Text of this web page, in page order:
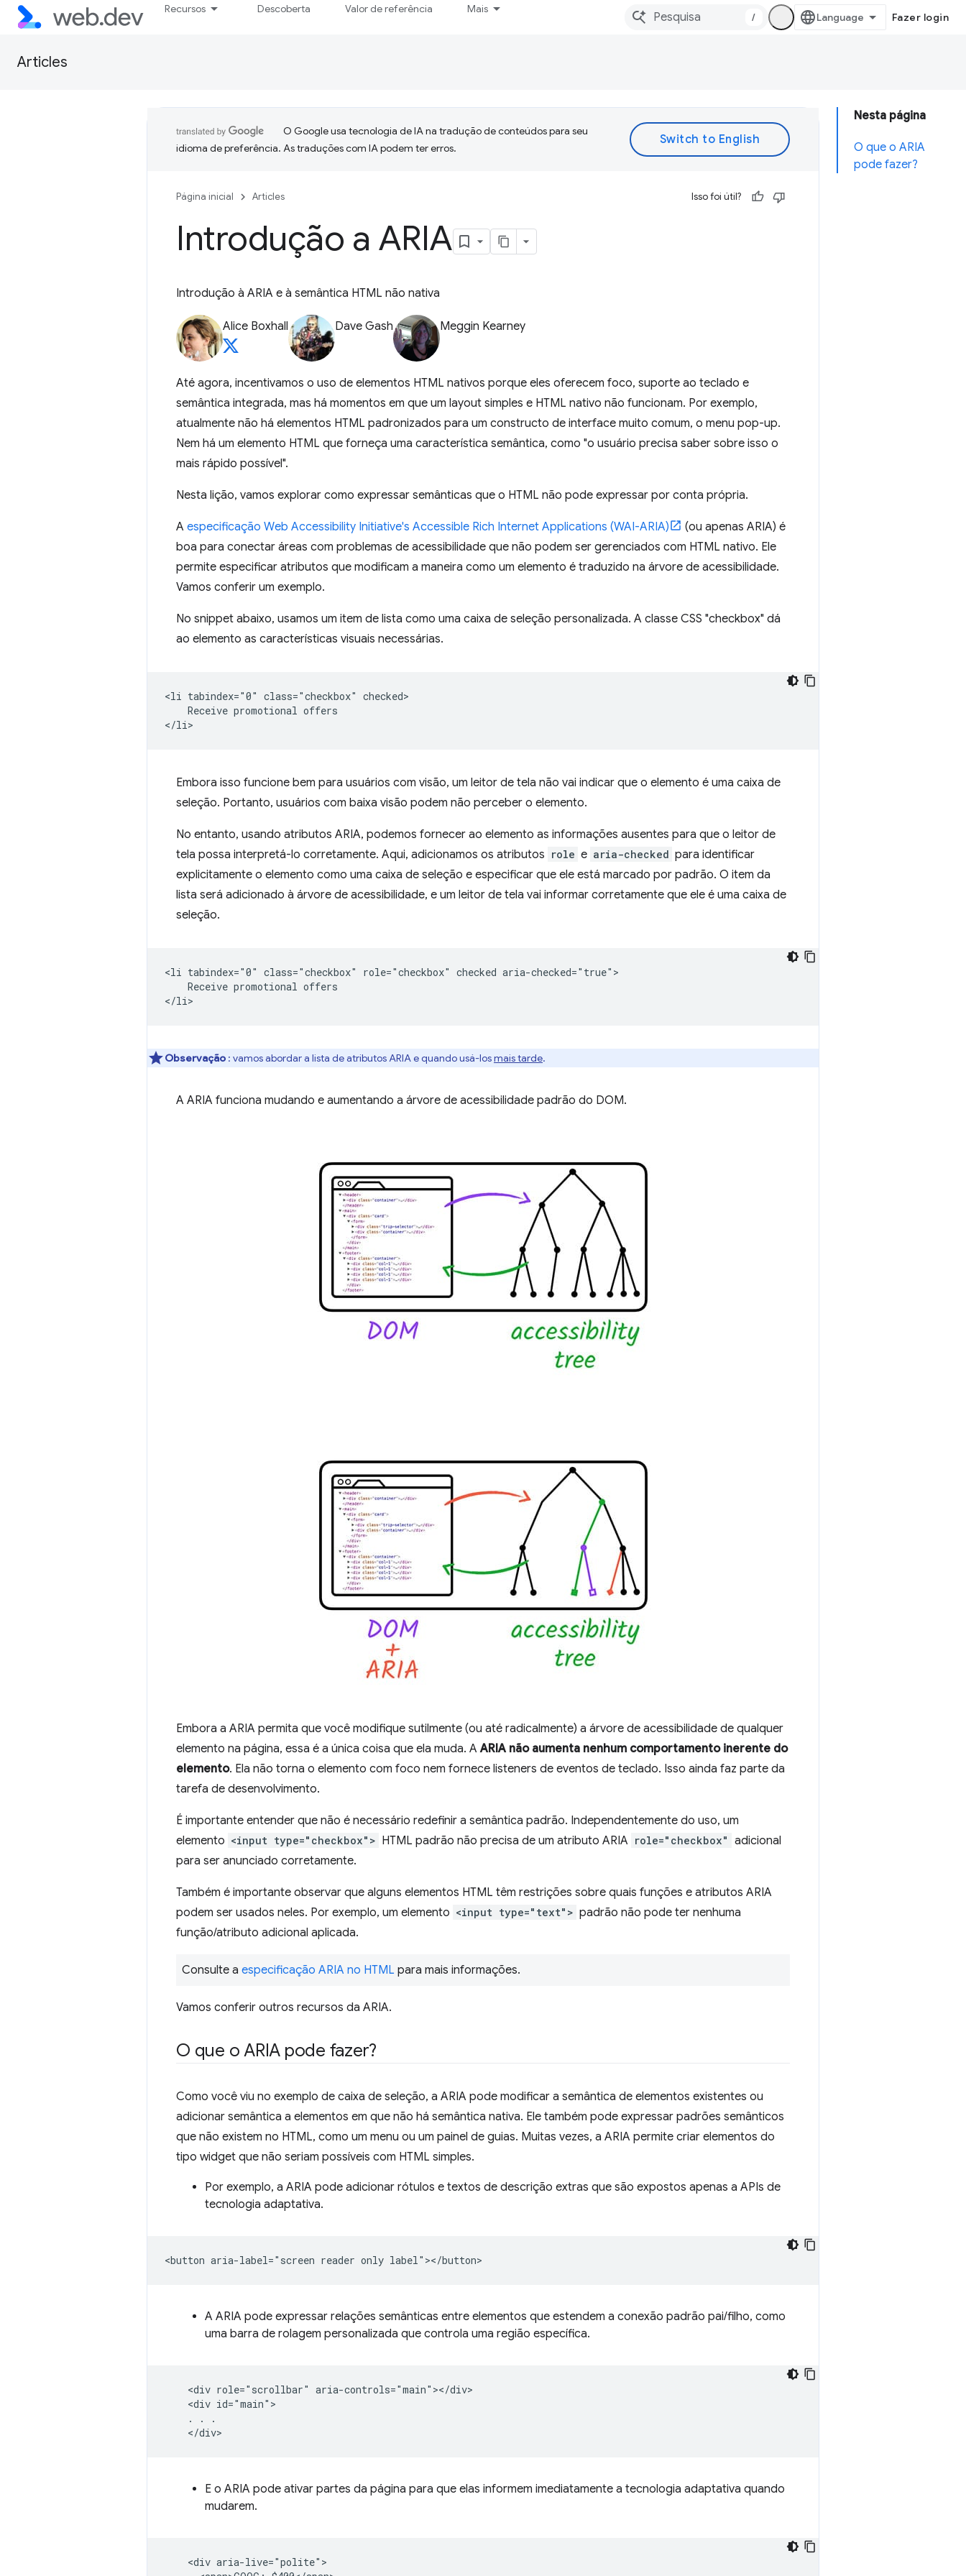
Recursos Descoberta Valor de referência Mais
/ Fazer login
Articles
Nesta página
O que o ARIA
pode fazer?
O Google usa tecnologia de IA na tradução de conteúdos para seu
idioma de preferência. As traduções com IA podem ter erros.
Página inicial Articles Isso foi útil?
Introdução a ARIA
Introdução à ARIA e à semântica HTML não nativa
Alice Boxhall Dave Gash Meggin Kearney
Até agora, incentivamos o uso de elementos HTML nativos porque eles oferecem foco, suporte ao teclado e
semântica integrada, mas há momentos em que um layout simples e HTML nativo não funcionam. Por exemplo,
atualmente não há elementos HTML padronizados para um constructo de interface muito comum, o menu pop-up.
Nem há um elemento HTML que forneça uma característica semântica, como "o usuário precisa saber sobre isso o
mais rápido possível".
Nesta lição, vamos explorar como expressar semânticas que o HTML não pode expressar por conta própria.
A especificação Web Accessibility Initiative's Accessible Rich Internet Applications (WAI-ARIA)
(ou apenas ARIA) é
boa para conectar áreas com problemas de acessibilidade que não podem ser gerenciados com HTML nativo. Ele
permite especificar atributos que modificam a maneira como um elemento é traduzido na árvore de acessibilidade.
Vamos conferir um exemplo.
No snippet abaixo, usamos um item de lista como uma caixa de seleção personalizada. A classe CSS "checkbox" dá
ao elemento as características visuais necessárias.
<li tabindex="0" class="checkbox" checked>
    Receive promotional offers
Embora isso funcione bem para usuários com visão, um leitor de tela não vai indicar que o elemento é uma caixa de
seleção. Portanto, usuários com baixa visão podem não perceber o elemento.
No entanto, usando atributos ARIA, podemos fornecer ao elemento as informações ausentes para que o leitor de
tela possa interpretá-lo corretamente. Aqui, adicionamos os atributos role e aria-checked para identificar
explicitamente o elemento como uma caixa de seleção e especificar que ele está marcado por padrão. O item da
lista será adicionado à árvore de acessibilidade, e um leitor de tela vai informar corretamente que ele é uma caixa de
seleção.
<li tabindex="0" class="checkbox" role="checkbox" checked aria-checked="true">
    Receive promotional offers
Observação : vamos abordar a lista de atributos ARIA e quando usá-losmais tarde.
A ARIA funciona mudando e aumentando a árvore de acessibilidade padrão do DOM.
Embora a ARIA permita que você modifique sutilmente (ou até radicalmente) a árvore de acessibilidade de qualquer
elemento na página, essa é a única coisa que ela muda. AARIA não aumenta nenhum comportamento inerente do
elemento. Ela não torna o elemento com foco nem fornece listeners de eventos de teclado. Isso ainda faz parte da
tarefa de desenvolvimento.
É importante entender que não é necessário redefinir a semântica padrão. Independentemente do uso, um
elemento <input type="checkbox"> HTML padrão não precisa de um atributo ARIA role="checkbox" adicional
para ser anunciado corretamente.
Também é importante observar que alguns elementos HTML têm restrições sobre quais funções e atributos ARIA
podem ser usados neles. Por exemplo, um elemento <input type="text"> padrão não pode ter nenhuma
função/atributo adicional aplicada.
Consulte a especificação ARIA no HTML para mais informações.
Vamos conferir outros recursos da ARIA.
O que o ARIA pode fazer?
Como você viu no exemplo de caixa de seleção, a ARIA pode modificar a semântica de elementos existentes ou
adicionar semântica a elementos em que não há semântica nativa. Ele também pode expressar padrões semânticos
que não existem no HTML, como um menu ou um painel de guias. Muitas vezes, a ARIA permite criar elementos do
tipo widget que não seriam possíveis com HTML simples.
Por exemplo, a ARIA pode adicionar rótulos e textos de descrição extras que são expostos apenas a APIs de
tecnologia adaptativa.
A ARIA pode expressar relações semânticas entre elementos que estendem a conexão padrão pai/filho, como
uma barra de rolagem personalizada que controla uma região específica.
    <div role="scrollbar" aria-controls="main"></div>
    <div id="main">
    . . .
E o ARIA pode ativar partes da página para que elas informem imediatamente a tecnologia adaptativa quando
mudarem.
    <div aria-live="polite">